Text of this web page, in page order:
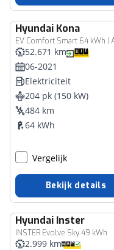
Hyundai Kona
52.671 km
06-2021
Elektriciteit
204 pk (150 kW)
484 km
64 kWh
Vergelijk
Bekijk details
Hyundai Inster
INSTER Evolve Sky 49 kWh
2.999 km